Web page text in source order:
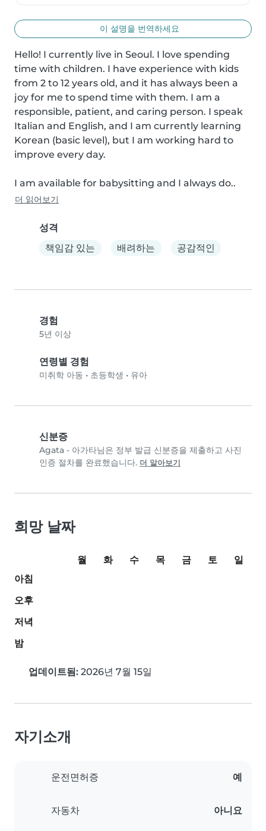
이 설명을 번역하세요
Hello! I currently live in Seoul. I love spending
time with children. I have experience with kids
from 2 to 12 years old, and it has always been a
joy for me to spend time with them. I am a
responsible, patient, and caring person. I speak
Italian and English, and I am currently learning
Korean (basic level), but I am working hard to
improve every day.
I am available for babysitting and I always do..
더 읽어보기
성격
책임감 있는
배려하는 공감적인
경험
5년 이상
연령별 경험
미취학 아동 • 초등학생 • 유아
신분증
Agata - 아가타님은 정부 발급 신분증을 제출하고 사진
인증 절차를 완료했습니다. 더 알아보기
희망 날짜
월 화 수 목 금 토
일
아침
오후
저녁
밤
업데이트됨: 2026년 7월 15일
자기소개
운전면허증 예
자동차 아니요